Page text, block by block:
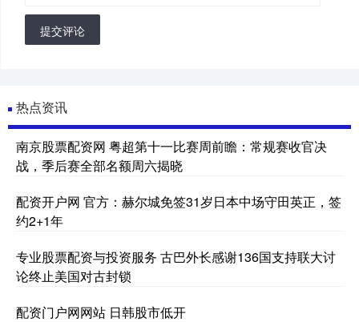
提交评论
热点资讯
南京股票配资网 粤超第十一比赛周前瞻：常规赛收官决
战，季后赛全部名额周六揭晓
配资开户网 官方：赫尔城免签31岁日本中场守田英正，签
约2+1年
专业股票配资与投资服务 古巴外长感谢136国支持联大讨
论终止美国对古封锁
配资门户网网站 日韩股市低开